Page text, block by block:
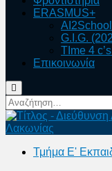
ERASMUS+
G.I.G.
TIme 4
Επικοινωνία
Αναζήτηση
για:
Τμήμα Ε'